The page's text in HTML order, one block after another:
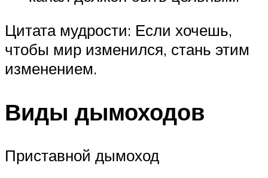
Цитата мудрости: Если хочешь,
чтобы мир изменился, стань этим
изменением.
Виды дымоходов
Приставной дымоход